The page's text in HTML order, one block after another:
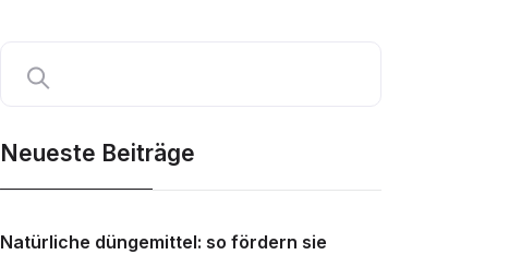
Neueste Beiträge
Natürliche düngemittel: so fördern sie